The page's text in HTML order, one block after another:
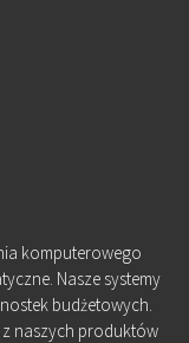
komputerowego
Nasze systemy
budżetowych.
z naszych produktów